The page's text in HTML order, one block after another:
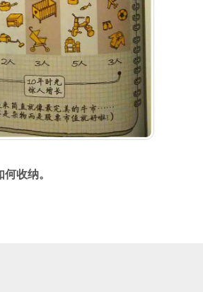
何收纳。